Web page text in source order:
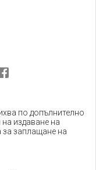
по допълнително
издаване на
за заплащане на